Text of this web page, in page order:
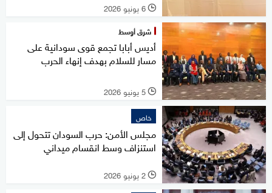
l 6 يونيو 2026
شرق أوسط
أديس أبابا تجمع قوى سودانية على
مسار للسلام بهدف إنهاء الحرب
l 5 يونيو 2026
خاص
مجلس الأمن: حرب السودان تتحول إلى
استنزاف وسط انقسام ميداني
l 2 يونيو 2026